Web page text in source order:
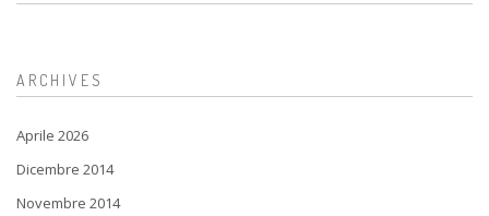
ARCHIVES
Aprile 2026
Dicembre 2014
Novembre 2014